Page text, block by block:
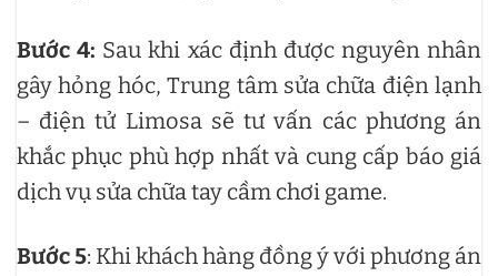
Bước 4: Sau khi xác định được nguyên nhân
gây hỏng hóc, Trung tâm sửa chữa điện lạnh
– điện tử Limosa sẽ tư vấn các phương án
khắc phục phù hợp nhất và cung cấp báo giá
dịch vụ sửa chữa tay cầm chơi game.
Bước 5: Khi khách hàng đồng ý với phương án